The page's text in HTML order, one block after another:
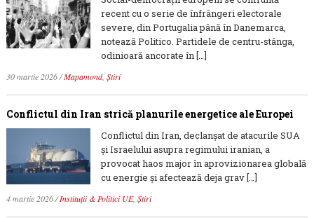
recent cu o serie de înfrângeri electorale
severe, din Portugalia până în Danemarca,
notează Politico. Partidele de centru-stânga,
odinioară ancorate în […]
30 martie 2026/Mapamond, Știri
Conflictul din Iran strică planurile energetice ale Europei
Conflictul din Iran, declanșat de atacurile SUA
și Israelului asupra regimului iranian, a
provocat haos major în aprovizionarea globală
cu energie și afectează deja grav […]
4 martie 2026/Instituții & Politici UE, Știri